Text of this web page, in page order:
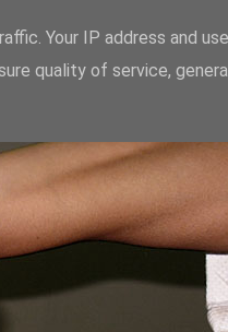
i
Your IP address and
quality of service,